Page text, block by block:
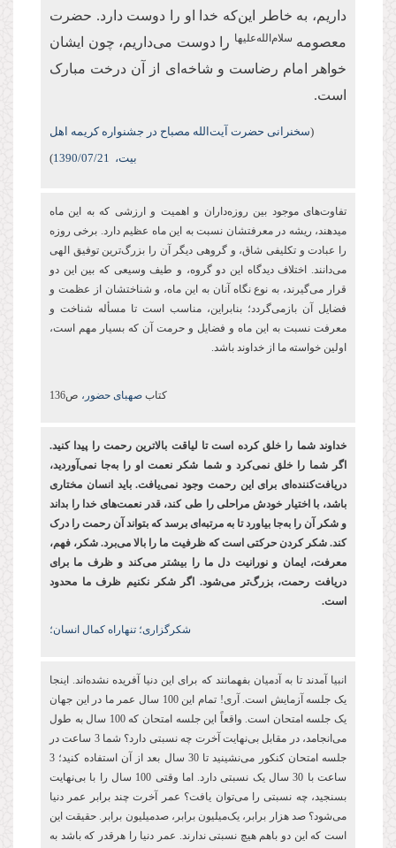
داریم، به خاطر این‌که خدا او را دوست دارد. حضرت
معصومه سلام‌الله‌علیها را دوست می‌داریم، چون ایشان
خواهر امام رضاست و شاخه‌ای از آن درخت مبارک
است.
(سخنرانی حضرت آیت‌الله مصباح در جشنواره کریمه اهل
بیت،
1390/07/21
)
تفاوت‌های موجود بین روزه‌‏داران و اهمیت و ارزشی كه به این ماه
می‏دهند، ریشه در معرفتشان نسبت به این ماه عظیم دارد. برخی روزه
را عبادت و تكلیفی شاق، و گروهی دیگر آن را بزرگ‌ترین توفیق الهی
می‌دانند. اختلاف دیدگاه این دو گروه، و طیف وسیعی که بین این دو
قرار می‌گیرند، به نوع نگاه آنان به این ماه، و شناختشان از عظمت و
فضایل آن بازمی‌گردد؛ بنابراین، مناسب است تا مسأله شناخت و
معرفت نسبت به این ماه و فضایل و حرمت آن که بسیار مهم است،
اولین خواسته ما از خداوند باشد.
کتاب صهبای حضور، ص136
خداوند شما را خلق کرده ‌است تا لیاقت بالاترین رحمت را پیدا کنید.
اگر شما را خلق نمی‌کرد و شما شکر نعمت او را به‌جا نمی‌آوردید،
دریافت‌کننده‌ای برای این رحمت وجود نمی‌یافت. باید انسان مختاری
باشد، با اختیار خودش مراحلی را طی کند، قدر نعمت‌های خدا را بداند
و شکر آن را به‌جا بیاورد تا به مرتبه‌ای برسد که بتواند آن رحمت را درک
کند. شکر کردن حرکتی است که ظرفیت ما را بالا می‌برد. شکر، فهم،
معرفت، ایمان و نورانیت دل ما را بیشتر می‌کند و ظرف ما برای
دریافت رحمت، بزرگ‌تر می‌شود. اگر شکر نکنیم ظرف ما محدود
است.
شکرگزاری؛ تنهاراه کمال انسان؛
انبیا آمدند تا به آدمیان بفهمانند که برای این دنیا آفریده نشده‌اند. اینجا
یک جلسه آزمایش است. آری! تمام این 100 سال عمر ما در این جهان
یک جلسه امتحان است. واقعاً این جلسه امتحان که 100 سال به طول
می‌انجامد، در مقابل بی‌نهایت آخرت چه نسبتی دارد؟ شما 3 ساعت در
جلسه امتحان کنکور می‌نشینید تا 30 سال بعد از آن استفاده کنید؛ 3
ساعت با 30 سال یک نسبتی دارد. اما وقتی 100 سال را با بی‌نهایت
بسنجید، چه نسبتی را می‌توان یافت؟ عمر آخرت چند برابر عمر دنیا
می‌شود؟ صد هزار برابر، یک‌میلیون برابر، صدمیلیون برابر. حقیقت این
است که این دو باهم هیچ نسبتی ندارند. عمر دنیا را هرقدر که باشد به